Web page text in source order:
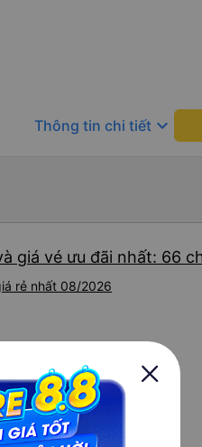
Thông tin chi tiết keyboard_arrow_down
giá vé ưu đãi nhất: 66
rẻ nhất 08/2026
Việt Nam
phòng Đắk Lắk)